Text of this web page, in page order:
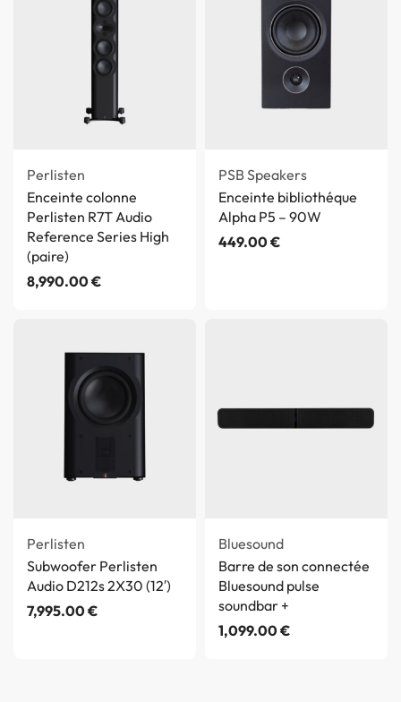
Perlisten
Enceinte colonne
Perlisten R7T Audio
Reference Series High
(paire)
8,990.00€
PSB Speakers
Enceinte bibliothéque
Alpha P5 – 90W
449.00€
Perlisten
Subwoofer Perlisten
Audio D212s 2X30 (12′)
7,995.00€
Bluesound
Barre de son connectée
Bluesound pulse
soundbar +
1,099.00€